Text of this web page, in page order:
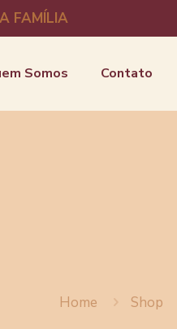
FAMÍLIA
Somos Contato
Home Shop